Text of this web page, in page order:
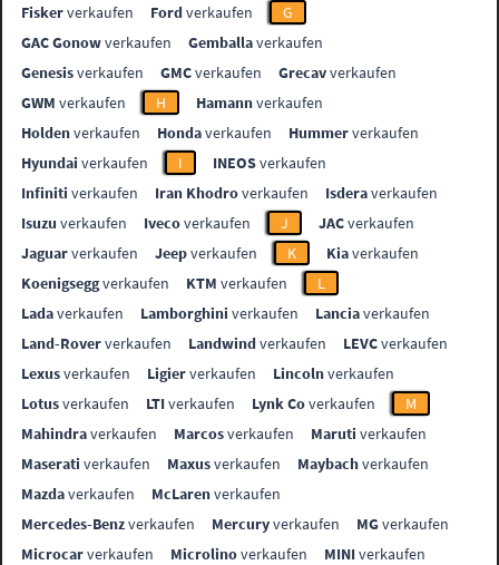
Fiskerverkaufen Fordverkaufen
G
GAC Gonowverkaufen Gemballaverkaufen
Genesisverkaufen GMCverkaufen Grecavverkaufen
GWM verkaufen H Hamannverkaufen
Holdenverkaufen Hondaverkaufen Hummerverkaufen
Hyundai verkaufen I INEOSverkaufen
Infiniti verkaufen Iran Khodroverkaufen Isderaverkaufen
Isuzu verkaufen Ivecoverkaufen J JACverkaufen
Jaguarverkaufen Jeepverkaufen K Kiaverkaufen
Koenigseggverkaufen KTM verkaufen
L
Ladaverkaufen Lamborghini verkaufen Lanciaverkaufen
Land-Roververkaufen Landwindverkaufen LEVCverkaufen
Lexusverkaufen Ligierverkaufen Lincolnverkaufen
Lotusverkaufen LTIverkaufen Lynk Coverkaufen
M
Mahindraverkaufen Marcosverkaufen Maruti verkaufen
Maserati verkaufen Maxusverkaufen Maybachverkaufen
Mazdaverkaufen McLarenverkaufen
Mercedes-Benzverkaufen Mercuryverkaufen MGverkaufen
Microcarverkaufen Microlinoverkaufen MINIverkaufen